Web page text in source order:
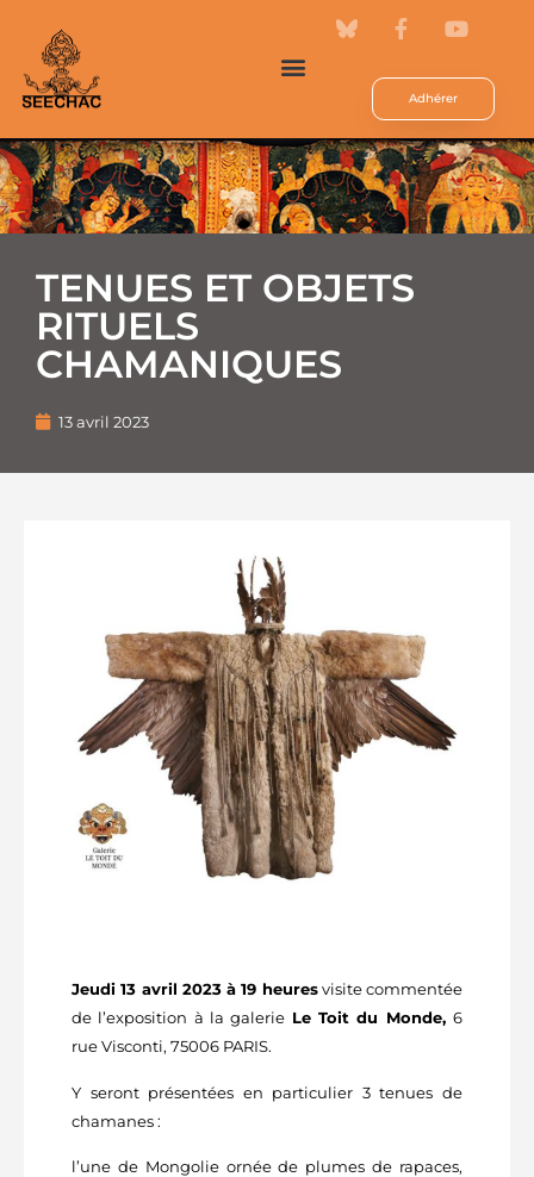
Adhérer
TENUES ET OBJETS
RITUELS
CHAMANIQUES
13 avril 2023
Jeudi 13 avril 2023 à 19 heuresvisite commentée
de l’exposition à la galerie Le Toit du Monde,6
rue Visconti, 75006 PARIS.
Y seront présentées en particulier 3 tenues de
chamanes :
l’une de Mongolie ornée de plumes de rapaces,